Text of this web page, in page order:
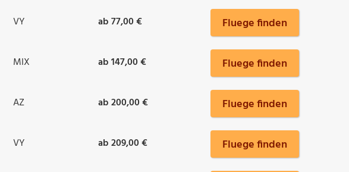
VY ab 77,00 € Fluege finden
MIX ab 147,00 € Fluege finden
AZ ab 200,00 € Fluege finden
VY ab 209,00 € Fluege finden